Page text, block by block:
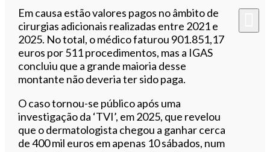
Em causa estão valores pagos no âmbito de
cirurgias adicionais realizadas entre 2021 e
2025. No total, o médico faturou 901.851,17
euros por 511 procedimentos, mas a IGAS
concluiu que a grande maioria desse
montante não deveria ter sido paga.
O caso tornou-se público após uma
investigação da ‘TVI’, em 2025, que revelou
que o dermatologista chegou a ganhar cerca
de 400 mil euros em apenas 10 sábados, num